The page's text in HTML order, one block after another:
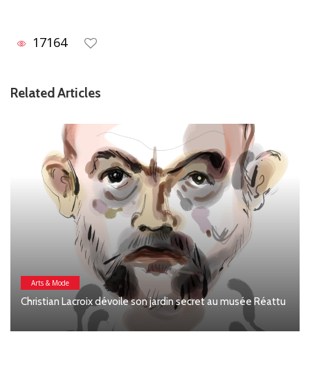
17164
Related Articles
Arts & Mode
Christian Lacroix dévoile son jardin secret au musée Réattu